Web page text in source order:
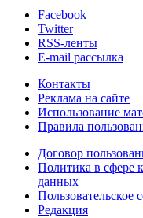
Facebook
Twitter
RSS-ленты
E-mail рассылка
Контакты
Реклама на сайте
Использование
Правила
Договор
Политика в сфере
данных
Пользовательское
Редакция